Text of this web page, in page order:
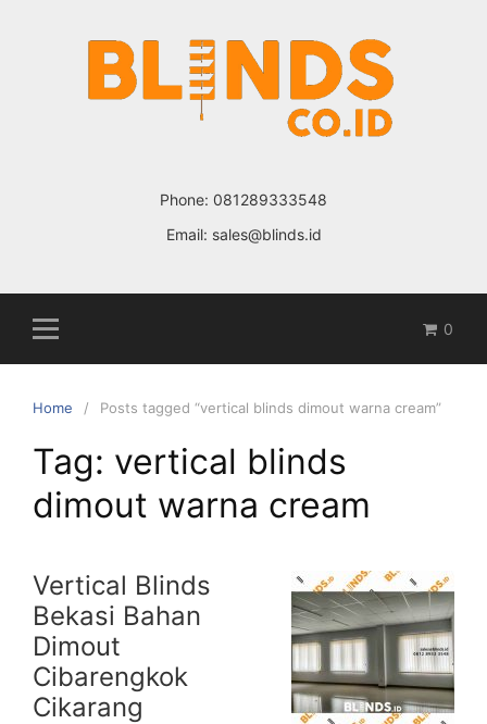
Phone: 081289333548
Email: sales@blinds.id
0
Home Posts tagged “vertical blinds dimout warna cream”
Tag: vertical blinds
dimout warna cream
Vertical Blinds
Bekasi Bahan
Dimout
Cibarengkok
Cikarang